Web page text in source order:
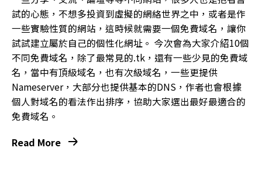
試的心態，不想多投資到虛擬的網絡世界之中，或者是作
一些實驗性質的網站，這時候就需要一個免費域名，讓你
試試建立屬於自己的個性化網址。 今次會為大家介紹10個
不同免費域名，除了最常見的.tk，還有一些少見的免費域
名，當中有頂級域名，也有次級域名，一些更提供
Nameserver，大部分也提供基本的DNS，作者也會根據
個人對域名的看法作出排序，協助大家選出最好最適合的
免費域名。
Read More